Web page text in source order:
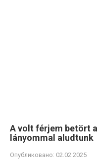
A volt férjem betört
lányommal aludtunk
Опубликовано: 02.02.2025